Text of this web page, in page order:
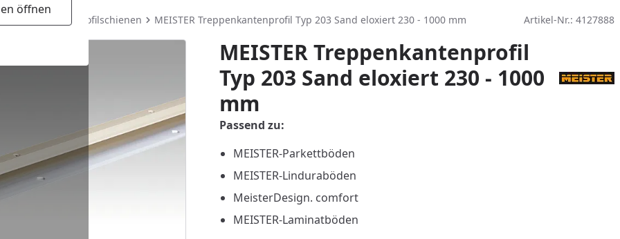
öffnen
Treppen-Profilschienen MEISTER Treppenkantenprofil Typ 203 Sand eloxiert 230 - 1000 mm Artikel-Nr.: 4127888
MEISTER Treppenkantenprofil
Typ 203 Sand eloxiert 230 - 1000
mm
Passend zu:
MEISTER-Parkettböden
MEISTER-Linduraböden
MeisterDesign. comfort
MEISTER-Laminatböden